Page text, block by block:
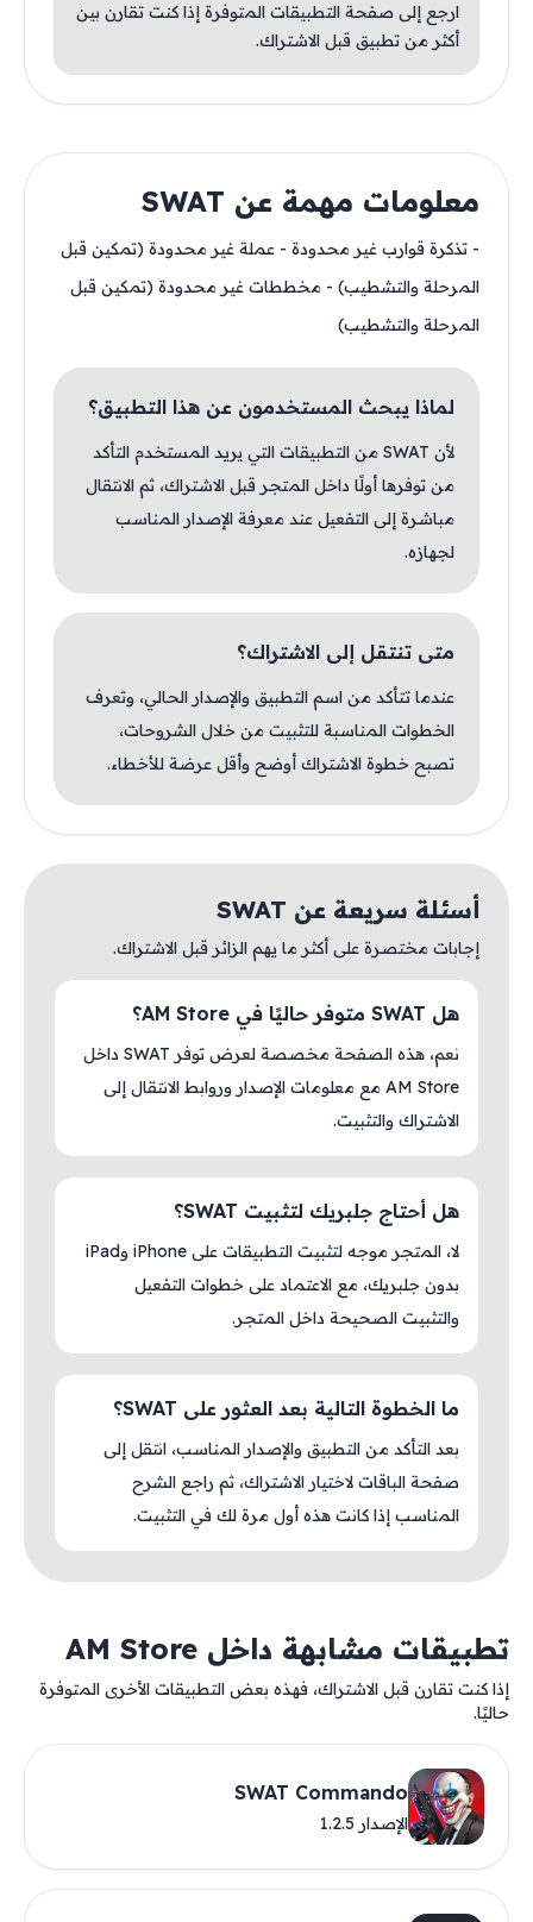
ارجع إلى صفحة التطبيقات المتوفرة إذا كنت تقارن بين
أكثر من تطبيق قبل الاشتراك.
معلومات مهمة عن SWAT
- تذكرة قوارب غير محدودة - عملة غير محدودة (تمكين قبل
المرحلة والتشطيب) - مخططات غير محدودة (تمكين قبل
المرحلة والتشطيب)
لماذا يبحث المستخدمون عن هذا التطبيق؟
لأن SWAT من التطبيقات التي يريد المستخدم التأكد
من توفرها أولًا داخل المتجر قبل الاشتراك، ثم الانتقال
مباشرة إلى التفعيل عند معرفة الإصدار المناسب
لجهازه.
متى تنتقل إلى الاشتراك؟
عندما تتأكد من اسم التطبيق والإصدار الحالي، وتعرف
الخطوات المناسبة للتثبيت من خلال الشروحات،
تصبح خطوة الاشتراك أوضح وأقل عرضة للأخطاء.
أسئلة سريعة عن SWAT
إجابات مختصرة على أكثر ما يهم الزائر قبل الاشتراك.
هل SWAT متوفر حاليًا في AM Store؟
نعم، هذه الصفحة مخصصة لعرض توفر SWAT داخل
AM Store مع معلومات الإصدار وروابط الانتقال إلى
الاشتراك والتثبيت.
هل أحتاج جلبريك لتثبيت SWAT؟
لا، المتجر موجه لتثبيت التطبيقات على iPhone وiPad
بدون جلبريك، مع الاعتماد على خطوات التفعيل
والتثبيت الصحيحة داخل المتجر.
ما الخطوة التالية بعد العثور على SWAT؟
بعد التأكد من التطبيق والإصدار المناسب، انتقل إلى
صفحة الباقات لاختيار الاشتراك، ثم راجع الشرح
المناسب إذا كانت هذه أول مرة لك في التثبيت.
تطبيقات مشابهة داخل AM Store
إذا كنت تقارن قبل الاشتراك، فهذه بعض التطبيقات الأخرى المتوفرة
حاليًا.
SWAT Commando
الإصدار 1.2.5